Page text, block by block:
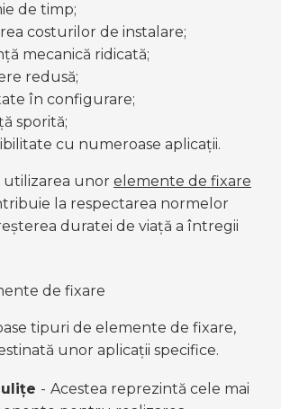
de timp;
costurilor de instalare;
mecanică ridicată;
redusă;
în configurare;
sporită;
cu numeroase aplicații.
utilizarea unor elemente de fixare
la respectarea normelor
duratei de viață a întregii
de fixare
tipuri de elemente de fixare,
unor aplicații specifice.
- Acestea reprezintă cele mai